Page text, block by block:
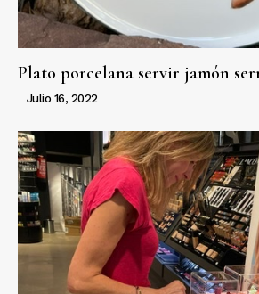
Plato porcelana servir jamón
Julio 16, 2022